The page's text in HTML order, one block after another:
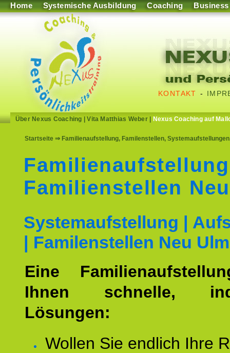
Home Systemische Ausbildung Coaching Business
KONTAKT -
Über Nexus Coaching |Vita Matthias Weber| Nexus Coaching auf
Startseite ⇒ Familienaufstellung, Familenstellen,
Familienstellen
Systemaufstellung |
| Familenstellen Neu Ulm
Eine
Ihnen schnelle,
Lösungen:
Wollen Sie endlich Ihre